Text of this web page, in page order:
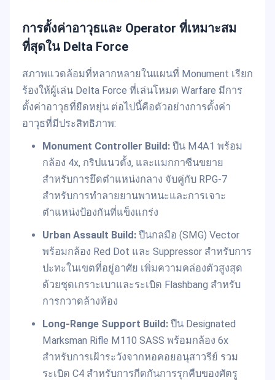
การตั้งค่าอาวุธและ Operator ที่เหมาะสม
ที่สุดใน Delta Force
สภาพแวดล้อมที่หลากหลายในแผนที่ Monument เรียก
ร้องให้ผู้เล่น Delta Force ที่เล่นโหมด Warfare มีการ
ตั้งค่าอาวุธที่ยืดหยุ่น ต่อไปนี้คือตัวอย่างการตั้งค่า
อาวุธที่มีประสิทธิภาพ:
Monument Controller Build:ปืน M4A1 พร้อม
กล้อง 4x, กริปแนวตั้ง, และแมกกาซีนขยาย
สำหรับการยึดตำแหน่งกลาง จับคู่กับ RPG-7
สำหรับการทำลายยานพาหนะและการเจาะ
ตำแหน่งป้องกันที่แข็งแกร่ง
Urban Assault Build:ปืนกลมือ (SMG) Vector
พร้อมกล้อง Red Dot และ Suppressor สำหรับการ
ปะทะในเขตที่อยู่อาศัย เพิ่มความคล่องตัวสูงสุด
ด้วยชุดเกราะเบาและระเบิด Flashbang สำหรับ
การกวาดล้างห้อง
Long-Range Support Build:ปืน Designated
Marksman Rifle M110 SASS พร้อมกล้อง 6x
สำหรับการเฝ้าระวังจากหอคอยอนุสาวรีย์ รวม
ระเบิด C4 สำหรับการกีดกันการรุกคืบของศัตรู